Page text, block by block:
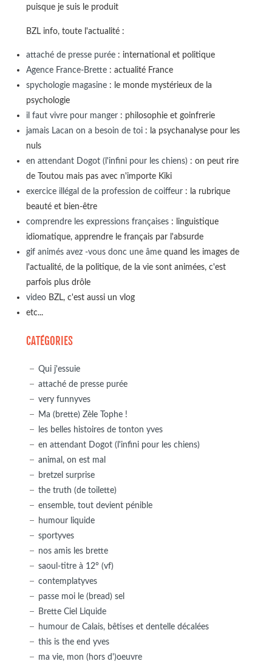
puisque je suis le produit
BZL info, toute l'actualité :
attaché de presse purée: international et politique
Agence France-Brette: actualité France
spychologie magasine: le monde mystérieux de la
psychologie
il faut vivre pour manger: philosophie et goinfrerie
jamais Lacan on a besoin de toi: la psychanalyse pour les
nuls
en attendant Dogot (l'infini pour les chiens): on peut rire
de Toutou mais pas avec n'importe Kiki
exercice illégal de la profession de coiffeur: la rubrique
beauté et bien-être
comprendre les expressions françaises: linguistique
idiomatique, apprendre le français par l'absurde
gif animés avez -vous donc une âmequand les images de
l'actualité, de la politique, de la vie sont animées, c'est
parfois plus drôle
videoBZL, c'est aussi un vlog
etc...
CATÉGORIES
Qui j'essuie
attaché de presse purée
very funnyves
Ma (brette) Zèle Tophe !
les belles histoires de tonton yves
en attendant Dogot (l'infini pour les chiens)
animal, on est mal
bretzel surprise
the truth (de toilette)
ensemble, tout devient pénible
humour liquide
sportyves
nos amis les brette
saoul-titre à 12° (vf)
contemplatyves
passe moi le (bread) sel
Brette Ciel Liquide
humour de Calais, bêtises et dentelle décalées
this is the end yves
ma vie, mon (hors d')oeuvre